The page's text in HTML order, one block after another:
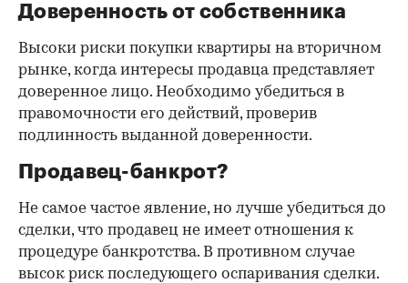
Доверенность от собственника
Высоки риски покупки квартиры на вторичном
рынке, когда интересы продавца представляет
доверенное лицо. Необходимо убедиться в
правомочности его действий, проверив
подлинность выданной доверенности.
Продавец-банкрот?
Не самое частое явление, но лучше убедиться до
сделки, что продавец не имеет отношения к
процедуре банкротства. В противном случае
высок риск последующего оспаривания сделки.